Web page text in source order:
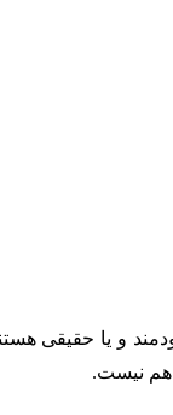
و یا حقیقی
هم نیست.